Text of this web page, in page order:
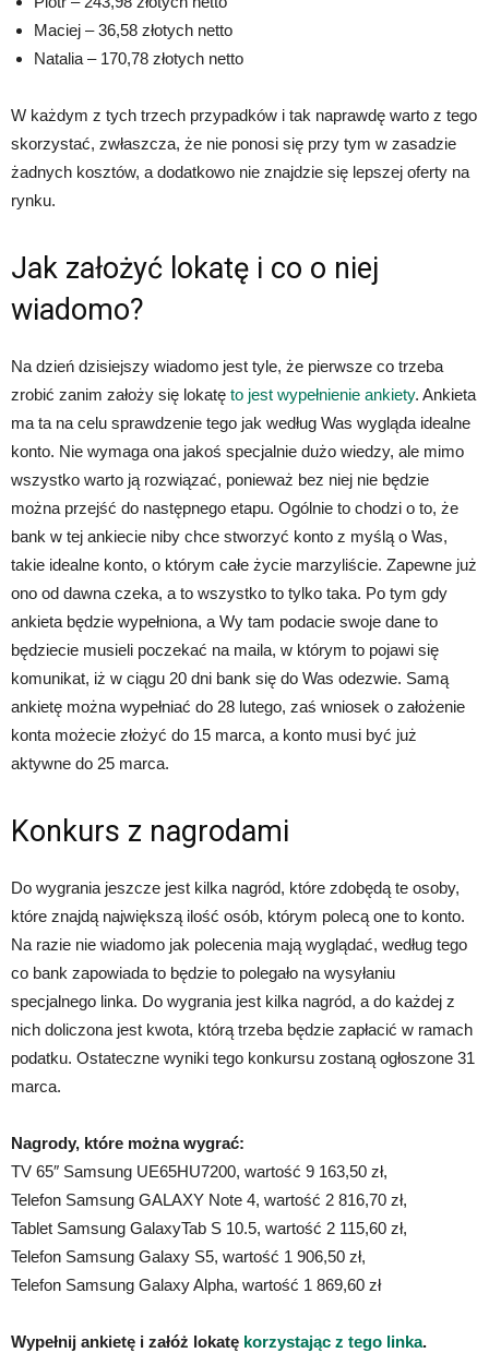
Maciej – 36,58 złotych netto
Natalia – 170,78 złotych netto
W każdym z tych trzech przypadków i tak naprawdę warto z tego
skorzystać, zwłaszcza, że nie ponosi się przy tym w zasadzie
żadnych kosztów, a dodatkowo nie znajdzie się lepszej oferty na
rynku.
Jak założyć lokatę i co o niej
wiadomo?
Na dzień dzisiejszy wiadomo jest tyle, że pierwsze co trzeba
zrobić zanim założy się lokatę to jest wypełnienie ankiety. Ankieta
ma ta na celu sprawdzenie tego jak według Was wygląda idealne
konto. Nie wymaga ona jakoś specjalnie dużo wiedzy, ale mimo
wszystko warto ją rozwiązać, ponieważ bez niej nie będzie
można przejść do następnego etapu. Ogólnie to chodzi o to, że
bank w tej ankiecie niby chce stworzyć konto z myślą o Was,
takie idealne konto, o którym całe życie marzyliście. Zapewne już
ono od dawna czeka, a to wszystko to tylko taka. Po tym gdy
ankieta będzie wypełniona, a Wy tam podacie swoje dane to
będziecie musieli poczekać na maila, w którym to pojawi się
komunikat, iż w ciągu 20 dni bank się do Was odezwie. Samą
ankietę można wypełniać do 28 lutego, zaś wniosek o założenie
konta możecie złożyć do 15 marca, a konto musi być już
aktywne do 25 marca.
Konkurs z nagrodami
Do wygrania jeszcze jest kilka nagród, które zdobędą te osoby,
które znajdą największą ilość osób, którym polecą one to konto.
Na razie nie wiadomo jak polecenia mają wyglądać, według tego
co bank zapowiada to będzie to polegało na wysyłaniu
specjalnego linka. Do wygrania jest kilka nagród, a do każdej z
nich doliczona jest kwota, którą trzeba będzie zapłacić w ramach
podatku. Ostateczne wyniki tego konkursu zostaną ogłoszone 31
marca.
Nagrody, które można wygrać:
TV 65″ Samsung UE65HU7200, wartość 9 163,50 zł,
Telefon Samsung GALAXY Note 4, wartość 2 816,70 zł,
Tablet Samsung GalaxyTab S 10.5, wartość 2 115,60 zł,
Telefon Samsung Galaxy S5, wartość 1 906,50 zł,
Telefon Samsung Galaxy Alpha, wartość 1 869,60 zł
Wypełnij ankietę i załóż lokatę korzystając z tego linka.